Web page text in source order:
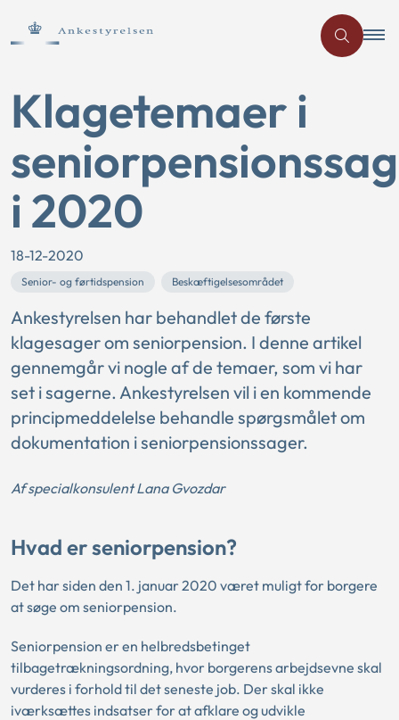
Klagetemaer i
i 2020
18-12-2020
Senior- og førtidspension Beskæftigelsesområdet
Ankestyrelsen har behandlet de første
klagesager om seniorpension. I denne artikel
gennemgår vi nogle af de temaer, som vi har
set i sagerne. Ankestyrelsen vil i en kommende
principmeddelelse behandle spørgsmålet om
dokumentation i seniorpensionssager.
Af specialkonsulent Lana Gvozdar
Hvad er seniorpension?
Det har siden den 1. januar 2020 været muligt for borgere
at søge om seniorpension.
Seniorpension er en helbredsbetinget
tilbagetrækningsordning, hvor borgerens arbejdsevne skal
vurderes i forhold til det seneste job. Der skal ikke
iværksættes indsatser for at afklare og udvikle